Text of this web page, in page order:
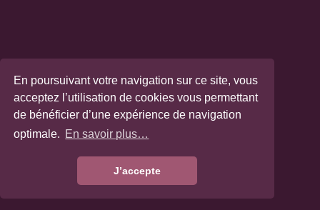
En poursuivant votre navigation sur ce site, vous
acceptez l’utilisation de cookies vous permettant
de bénéficier d’une expérience de navigation
optimale. En savoir plus…
J’accepte